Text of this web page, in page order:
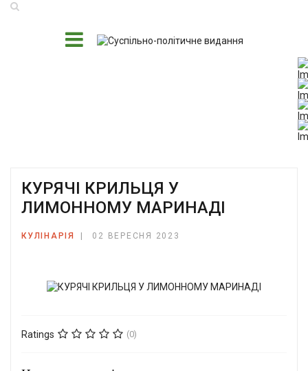
КУРЯЧІ КРИЛЬЦЯ У
ЛИМОННОМУ МАРИНАДІ
КУЛІНАРІЯ 02 ВЕРЕСНЯ 2023
Ratings (0)